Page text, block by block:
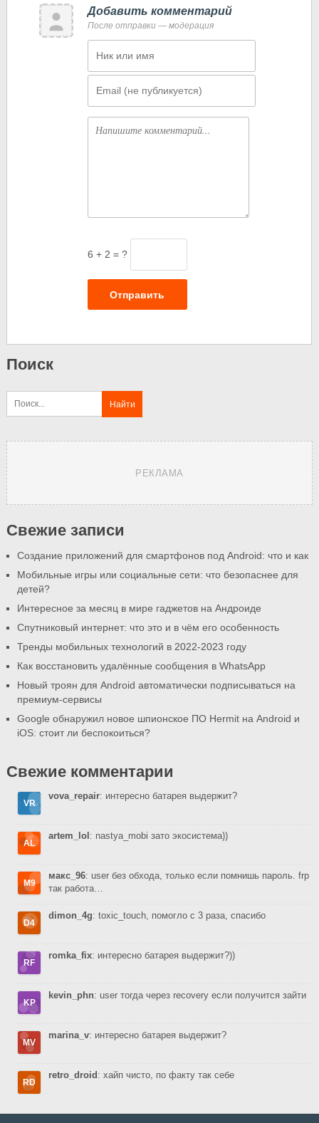
Добавить комментарий
После отправки — модерация
6 + 2 = ?
Отправить
Поиск
РЕКЛАМА
Свежие записи
Создание приложений для смартфонов под Android: что и как
Мобильные игры или социальные сети: что безопаснее для
детей?
Интересное за месяц в мире гаджетов на Андроиде
Спутниковый интернет: что это и в чём его особенность
Тренды мобильных технологий в 2022-2023 году
Как восстановить удалённые сообщения в WhatsApp
Новый троян для Android автоматически подписываться на
премиум-сервисы
Google обнаружил новое шпионское ПО Hermit на Android и
iOS: стоит ли беспокоиться?
Свежие комментарии
vova_repair: интересно батарея выдержит?
artem_lol : nastya_mobi зато экосистема))
макс_96: user без обхода, только если помнишь пароль. frp
так работа…
dimon_4g: toxic_touch, помогло с 3 раза, спасибо
romka_fix: интересно батарея выдержит?))
kevin_phn: user тогда через recovery если получится зайти
marina_v: интересно батарея выдержит?
retro_droid : хайп чисто, по факту так себе